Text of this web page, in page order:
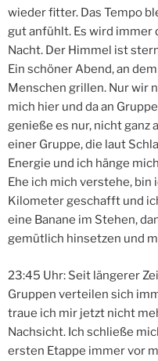
wieder fitter. Das Tempo
gut anfühlt. Es wird immer
Nacht. Der Himmel ist
Ein schöner Abend, an
Menschen grillen. Nur wir
mich hier und da an
genieße es nur, nicht ganz
einer Gruppe, die laut
Energie und ich hänge
Ehe ich mich verstehe, bin
Kilometer geschafft und
eine Banane im Stehen,
gemütlich hinsetzen und
23:45 Uhr: Seit längerer
Gruppen verteilen sich
traue ich mir jetzt nicht
Nachsicht. Ich schließe
ersten Etappe immer vor